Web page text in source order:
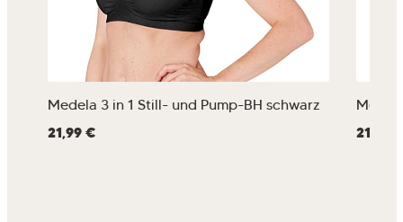
Medela 3 in 1 Still- und Pump-BH schwarz
Regulärer Preis:
21,99 € 21,99 €